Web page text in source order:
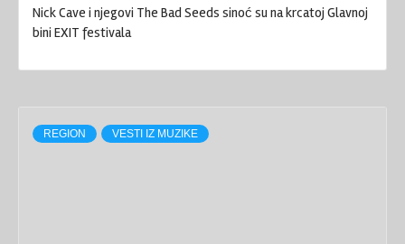
Nick Cave i njegovi The Bad Seeds sinoć su na krcatoj Glavnoj
bini EXIT festivala
REGION VESTI IZ MUZIKE